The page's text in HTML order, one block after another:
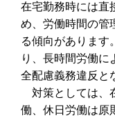
在宅勤務時には直
め、労働時間の管
る傾向があります
り、長時間労働に
全配慮義務違反と
対策としては、
働、休日労働は原